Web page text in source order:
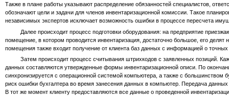
Также в плане работы указывают распределение обязанностей специалистов,
обозначают цели и задачи для членов инвентаризационной комиссии. Такое
независимых экспертов исключает возможность ошибки в процессе пересчета
Далее происходит процесс подготовки оборудования: на предприятие
помещение, в котором проводится инвентаризация, достаточно большое, его
помещения также входит получение от клиента баз данных с информацией о
Затем происходит процесс считывания штрихкодов с заявленных позиций.
данных составляются утвержденные формы инвентаризационной описи. По
синхронизируется с операционной системой компьютера, а также с большинством
риск ошибки бухгалтера во время занесения данных в компьютер. Передача
В тот же момент клиенту предоставляются все данные о проведенной